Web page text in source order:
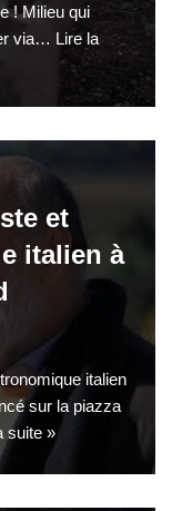
! Milieu qui
via… Lire la
et
italien à
italien
sur la piazza
suite »